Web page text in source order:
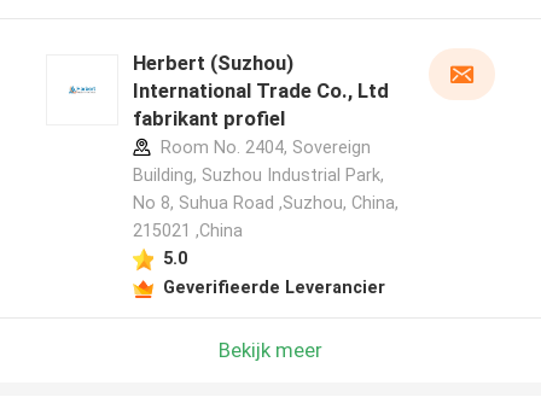
Herbert (Suzhou)
International Trade Co., Ltd
fabrikant profiel
Room No. 2404, Sovereign
Building, Suzhou Industrial Park,
No 8, Suhua Road ,Suzhou, China,
215021 ,China
5.0
Geverifieerde Leverancier
Bekijk meer